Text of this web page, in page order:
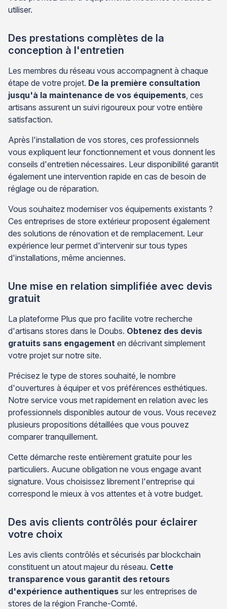
utiliser.
Des prestations complètes de la
conception à l'entretien
Les membres du réseau vous accompagnent à chaque
étape de votre projet. De la première consultation
jusqu'à la maintenance de vos équipements, ces
artisans assurent un suivi rigoureux pour votre entière
satisfaction.
Après l'installation de vos stores, ces professionnels
vous expliquent leur fonctionnement et vous donnent les
conseils d'entretien nécessaires. Leur disponibilité garantit
également une intervention rapide en cas de besoin de
réglage ou de réparation.
Vous souhaitez moderniser vos équipements existants ?
Ces entreprises de store extérieur proposent également
des solutions de rénovation et de remplacement. Leur
expérience leur permet d'intervenir sur tous types
d'installations, même anciennes.
Une mise en relation simplifiée avec devis
gratuit
La plateforme Plus que pro facilite votre recherche
d'artisans stores dans le Doubs. Obtenez des devis
gratuits sans engagement en décrivant simplement
votre projet sur notre site.
Précisez le type de stores souhaité, le nombre
d'ouvertures à équiper et vos préférences esthétiques.
Notre service vous met rapidement en relation avec les
professionnels disponibles autour de vous. Vous recevez
plusieurs propositions détaillées que vous pouvez
comparer tranquillement.
Cette démarche reste entièrement gratuite pour les
particuliers. Aucune obligation ne vous engage avant
signature. Vous choisissez librement l'entreprise qui
correspond le mieux à vos attentes et à votre budget.
Des avis clients contrôlés pour éclairer
votre choix
Les avis clients contrôlés et sécurisés par blockchain
constituent un atout majeur du réseau. Cette
transparence vous garantit des retours
d'expérience authentiques sur les entreprises de
stores de la région Franche-Comté.